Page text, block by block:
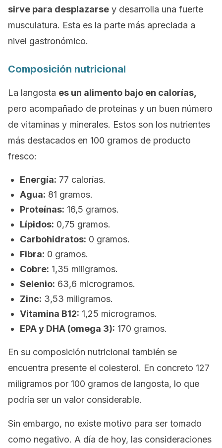
sirve para desplazarse y desarrolla una fuerte
musculatura. Esta es la parte más apreciada a
nivel gastronómico.
Composición nutricional
La langosta es un alimento bajo en calorías,
pero acompañado de proteínas y un buen número
de vitaminas y minerales. Estos son los nutrientes
más destacados en 100 gramos de producto
fresco:
Energía: 77 calorías.
Agua: 81 gramos.
Proteínas: 16,5 gramos.
Lípidos: 0,75 gramos.
Carbohidratos: 0 gramos.
Fibra: 0 gramos.
Cobre: 1,35 miligramos.
Selenio: 63,6 microgramos.
Zinc: 3,53 miligramos.
Vitamina B12: 1,25 microgramos.
EPA y DHA (omega 3): 170 gramos.
En su composición nutricional también se
encuentra presente el colesterol. En concreto 127
miligramos por 100 gramos de langosta, lo que
podría ser un valor considerable.
Sin embargo, no existe motivo para ser tomado
como negativo. A día de hoy, las consideraciones